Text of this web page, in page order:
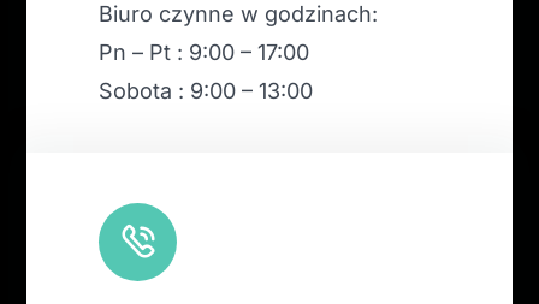
Biuro czynne w godzinach:
Pn – Pt : 9:00 – 17:00
Sobota : 9:00 – 13:00